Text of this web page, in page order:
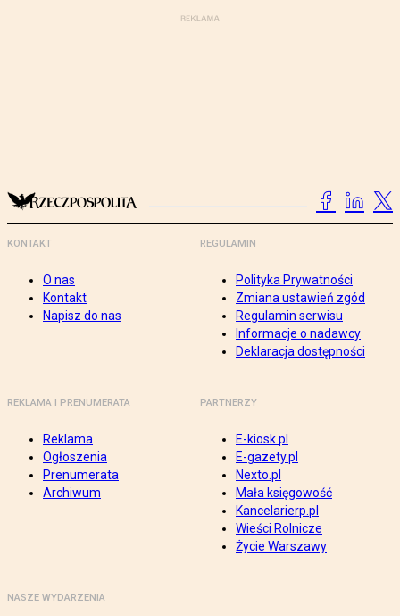
KONTAKT
O nas
Kontakt
Napisz do nas
REGULAMIN
Polityka Prywatności
Zmiana ustawień zgód
Regulamin serwisu
Informacje o nadawcy
Deklaracja dostępności
REKLAMA I PRENUMERATA
Reklama
Ogłoszenia
Prenumerata
Archiwum
PARTNERZY
E-kiosk.pl
E-gazety.pl
Nexto.pl
Mała księgowość
Kancelarierp.pl
Wieści Rolnicze
Życie Warszawy
NASZE WYDARZENIA